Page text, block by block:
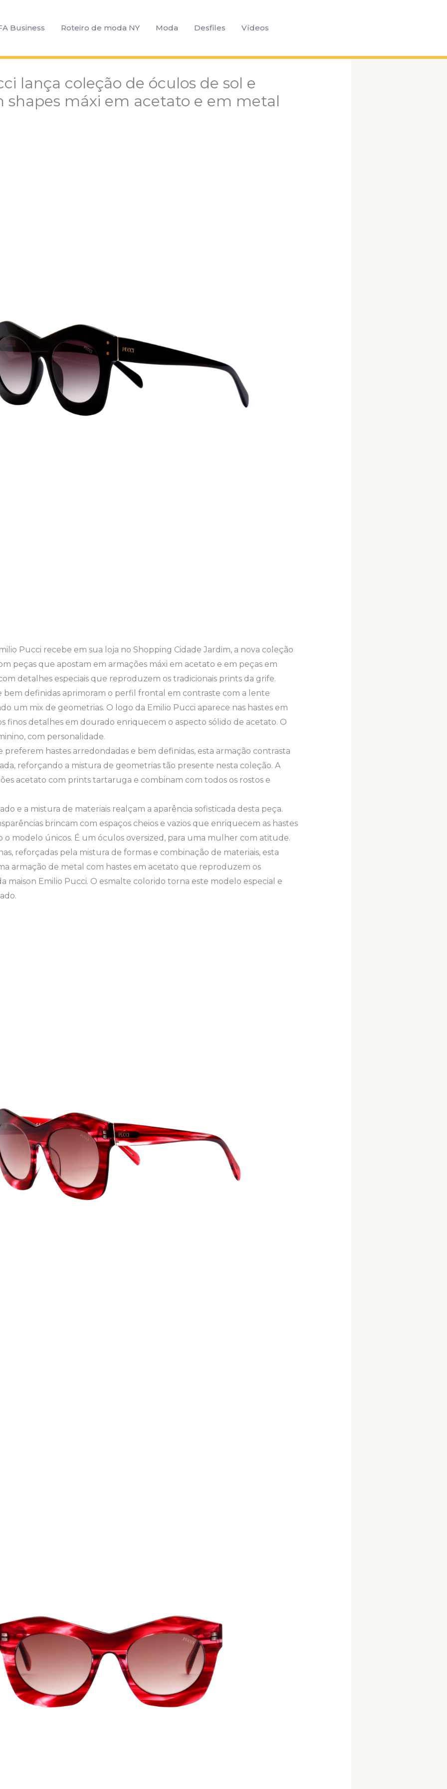
Business Roteiro de moda NY Moda Desfiles Vídeos
lança coleção de óculos de sol e
shapes máxi em acetato e em metal
Pucci recebe em sua loja no Shopping Cidade Jardim, a nova coleção
peças que apostam em armações máxi em acetato e em peças em
detalhes especiais que reproduzem os tradicionais prints da grife.
bem definidas aprimoram o perfil frontal em contraste com a lente
um mix de geometrias. O logo da Emilio Pucci aparece nas hastes em
finos detalhes em dourado enriquecem o aspecto sólido de acetato. O
com personalidade.
preferem hastes arredondadas e bem definidas, esta armação contrasta
reforçando a mistura de geometrias tão presente nesta coleção. A
acetato com prints tartaruga e combinam com todos os rostos e
e a mistura de materiais realçam a aparência sofisticada desta peça.
brincam com espaços cheios e vazios que enriquecem as hastes
o modelo únicos. É um óculos oversized, para uma mulher com atitude.
reforçadas pela mistura de formas e combinação de materiais, esta
armação de metal com hastes em acetato que reproduzem os
maison Emilio Pucci. O esmalte colorido torna este modelo especial e